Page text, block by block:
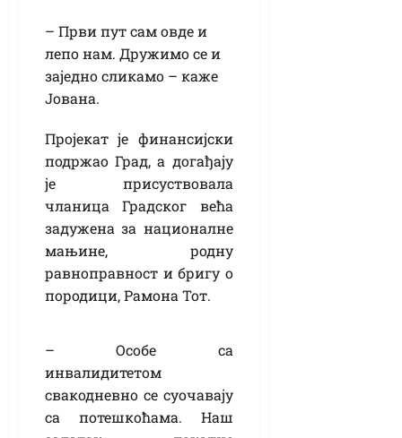
– Први пут сам овде и
лепо нам. Дружимо се и
заједно сликамо – каже
Јована.
Пројекат је финансијски
подржао Град, а догађају
је присуствовала
чланица Градског већа
задужена за националне
мањине, родну
равноправност и бригу о
породици, Рамона Тот.
– Особе са
инвалидитетом
свакодневно се суочавају
са потешкоћама. Наш